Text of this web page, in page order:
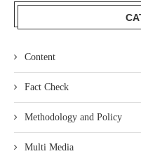
Content
Fact Check
Methodology and Policy
Multi Media